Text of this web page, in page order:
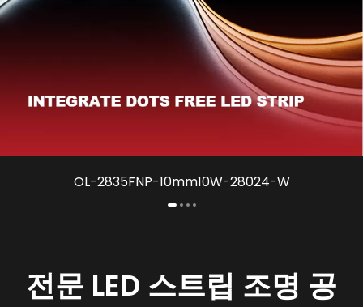
OL-2835FNP-10mm10W-28024-W
전문 LED 스트립 조명 공